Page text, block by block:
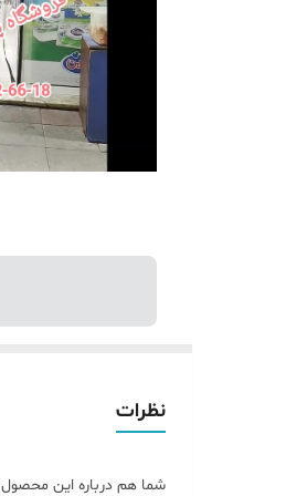
نظرات
شما هم درباره این